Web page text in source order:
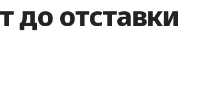
до отставки